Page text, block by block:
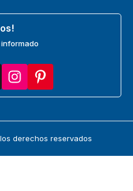
derechos reservados